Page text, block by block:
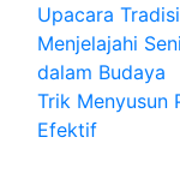
Upacara
Menjelajahi
dalam Budaya
Trik Menyusun
Efektif